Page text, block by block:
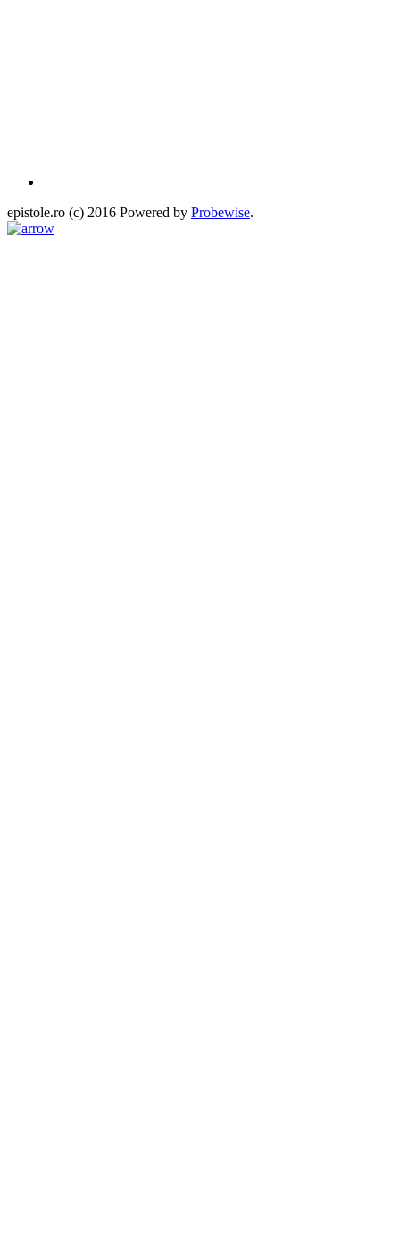
epistole.ro (c) 2016 Powered by Probewise.